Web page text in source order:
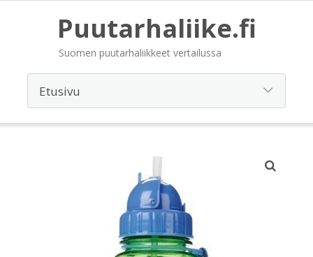
Puutarhaliike.fi
Suomen puutarhaliikkeet vertailussa